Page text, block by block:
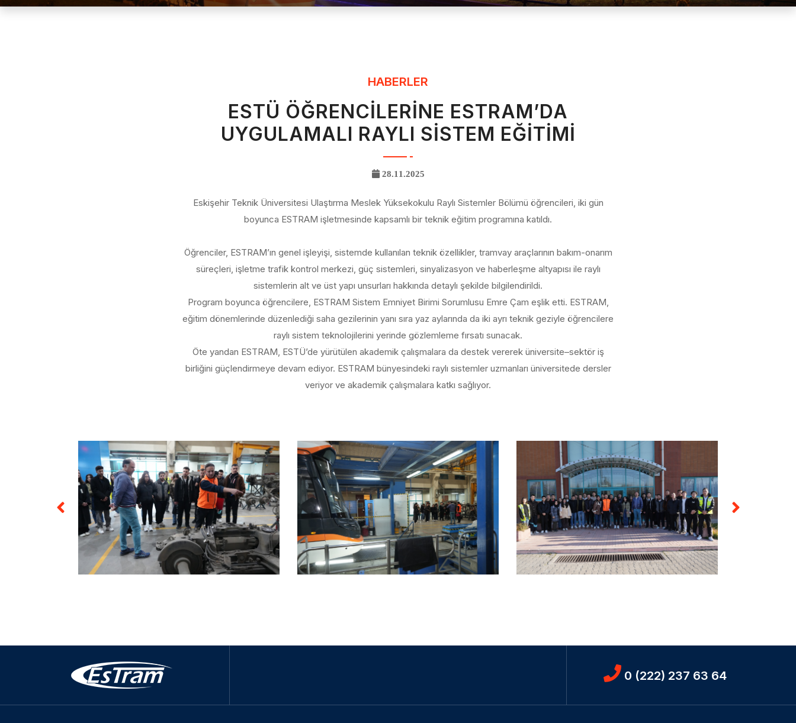
HABERLER
ESTÜ ÖĞRENCİLERİNE ESTRAM’DA
UYGULAMALI RAYLI SİSTEM EĞİTİMİ
28.11.2025
Eskişehir Teknik Üniversitesi Ulaştırma Meslek Yüksekokulu Raylı Sistemler Bölümü öğrencileri, iki gün
boyunca ESTRAM işletmesinde kapsamlı bir teknik eğitim programına katıldı.
Öğrenciler, ESTRAM’ın genel işleyişi, sistemde kullanılan teknik özellikler, tramvay araçlarının bakım-onarım
süreçleri, işletme trafik kontrol merkezi, güç sistemleri, sinyalizasyon ve haberleşme altyapısı ile raylı
sistemlerin alt ve üst yapı unsurları hakkında detaylı şekilde bilgilendirildi.
Program boyunca öğrencilere, ESTRAM Sistem Emniyet Birimi Sorumlusu Emre Çam eşlik etti. ESTRAM,
eğitim dönemlerinde düzenlediği saha gezilerinin yanı sıra yaz aylarında da iki ayrı teknik geziyle öğrencilere
raylı sistem teknolojilerini yerinde gözlemleme fırsatı sunacak.
Öte yandan ESTRAM, ESTÜ’de yürütülen akademik çalışmalara da destek vererek üniversite–sektör iş
birliğini güçlendirmeye devam ediyor. ESTRAM bünyesindeki raylı sistemler uzmanları üniversitede dersler
veriyor ve akademik çalışmalara katkı sağlıyor.
0 (222) 237 63 64